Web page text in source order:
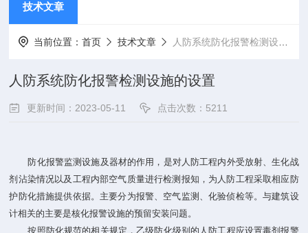
技术文章
当前位置：首页 技术文章 人防系统防化报警检测设施的设置
人防系统防化报警检测设施的设置
更新时间：2023-05-11 点击次数：5211
防化报警监测设施及器材的作用，是对人防工程内外受放射、生化战
剂沾染情况以及工程内部空气质量进行检测报知，为人防工程采取相应防
护防化措施提供依据。主要分为报警、空气监测、化验侦检等。与建筑设
计相关的主要是核化报警设施的预留安装问题。
按照防化规范的相关规定，乙级防化级别的人防工程应设置毒剂报警